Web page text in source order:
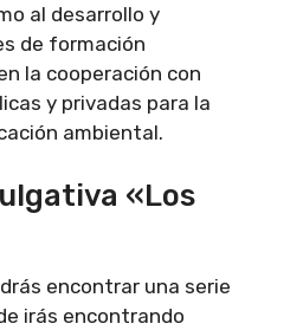
al desarrollo y
de formación
la cooperación con
y privadas para la
ambiental.
«Los
encontrar una serie
irás encontrando